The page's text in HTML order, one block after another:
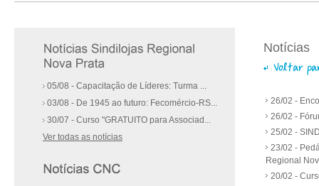
05/08 - Capacitação de Líderes: Turma ...
03/08 - De 1945 ao futuro: Fecomércio-RS...
30/07 - Curso "GRATUITO para Associad...
Ver todas as notícias
Notícias
26/02 -
26/02 -
25/02 -
23/02 -
Regional
20/02 -